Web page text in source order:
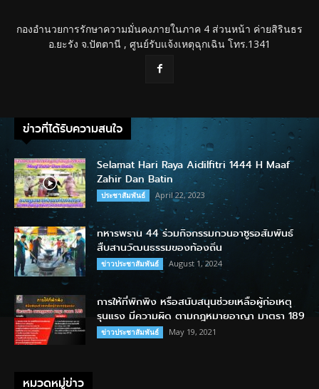
กองอำนวยการรักษาความมั่นคงภายในภาค 4 ส่วนหน้า ค่ายสิรินธร
อ.ยะรัง จ.ปัตตานี , ศูนย์รับแจ้งเหตุฉุกเฉิน โทร.1341
ข่าวที่ได้รับความสนใจ
Selamat Hari Raya Aidilfitri 1444 H Maaf
Zahir Dan Batin
ประชาสัมพันธ์ April 22, 2023
ทหารพราน 44 ร่วมกิจกรรมกวนอาซูรอสัมพันธ์
สืบสานวัฒนธรรมของท้องถิ่น
ข่าวประชาสัมพันธ์ August 1, 2024
การให้ที่พักพิง หรือสนับสนุนช่วยเหลือผู้ก่อเหตุ
รุนแรง มีความผิด ตามกฎหมายอาญา มาตรา 189
ข่าวประชาสัมพันธ์ May 19, 2021
หมวดหมู่ข่าว